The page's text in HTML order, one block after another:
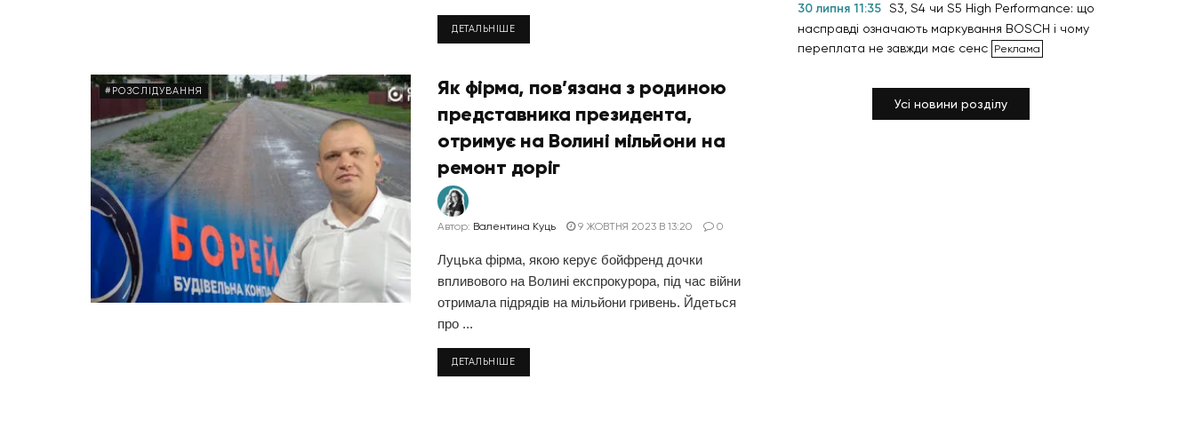
ДЕТАЛЬНІШЕ
#РОЗСЛІДУВАННЯ
Як фірма, пов’язана з родиною
представника президента,
отримує на Волині мільйони на
ремонт доріг
Автор: Валентина Куць 9 ЖОВТНЯ 2023 В 13:20 0
Луцька фірма, якою керує бойфренд дочки
впливового на Волині експрокурора, під час війни
отримала підрядів на мільйони гривень. Йдеться
про ...
ДЕТАЛЬНІШЕ
30 липня 11:35 S3, S4 чи S5 High Performance: що
насправді означають маркування BOSCH і чому
переплата не завжди має сенс
Усі новини розділу